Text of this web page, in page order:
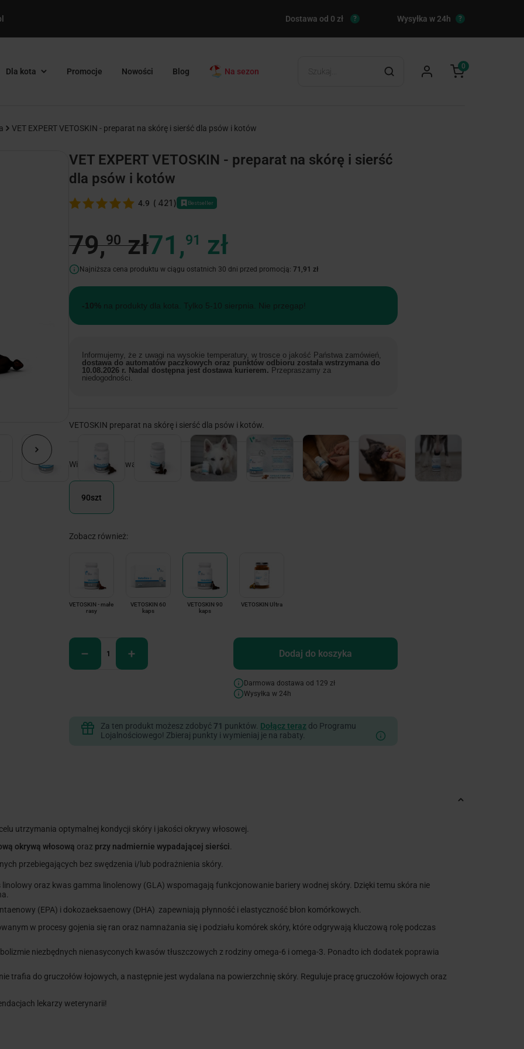
Dostawa od 0 zł ? Wysyłka w 24h ?
Dla kota Promocje Nowości Blog Na sezon
0
VET EXPERT VETOSKIN - preparat na skórę i sierść dla psów i kotów
VET EXPERT VETOSKIN - preparat na skórę i sierść
dla psów i kotów
4.9 ( 421 ) Bestseller
79,90zł71,91 zł
Najniższa cena produktu w ciągu ostatnich 30 dni przed promocją: 71,91 zł
-10%na produkty dla kota. Tylko 5-10 sierpnia. Nie przegap!
Informujemy, że z uwagi na wysokie temperatury, w trosce o jakość Państwa zamówień,
dostawa do automatów paczkowych oraz punktów odbioru została wstrzymana do
10.08.2026 r. Nadal dostępna jest dostawa kurierem. Przepraszamy za
niedogodności.
VETOSKIN preparat na skórę i sierść dla psów i kotów.
Wielkość opakowania:
90szt
Zobacz również:
VETOSKIN - małe
rasy
VETOSKIN 60
kaps
VETOSKIN 90
kaps
VETOSKIN Ultra
Dodaj do koszyka
Darmowa dostawa od 129 zł
Wysyłka w 24h
Za ten produkt możesz zdobyć 71 punktów. Dołącz terazdo Programu
Lojalnościowego! Zbieraj punkty i wymieniaj je na rabaty.
utrzymania optymalnej kondycji skóry i jakości okrywy włosowej.
okrywą włosową oraz przy nadmiernie wypadającej sierści
przebiegających bez swędzenia i/lub podrażnienia skóry.
linolowy oraz kwas gamma linolenowy (GLA) wspomagają funkcjonowanie bariery wodnej skóry. Dzięki temu skóra nie
(EPA) i dokozaeksaenowy (DHA) zapewniają płynność i elastyczność błon komórkowych.
w procesy gojenia się ran oraz namnażania się i podziału komórek skóry, które odgrywają kluczową rolę podczas
niezbędnych nienasyconych kwasów tłuszczowych z rodziny omega-6 i omega-3. Ponadto ich dodatek poprawia
trafia do gruczołów łojowych, a następnie jest wydalana na powierzchnię skóry. Reguluje pracę gruczołów łojowych oraz
lekarzy weterynarii!